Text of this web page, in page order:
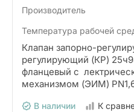
Производитель
Температура рабочей
Клапан запорно-
регулирующий (КР)
фланцевый с
механизмом (ЭИМ)
В наличии К